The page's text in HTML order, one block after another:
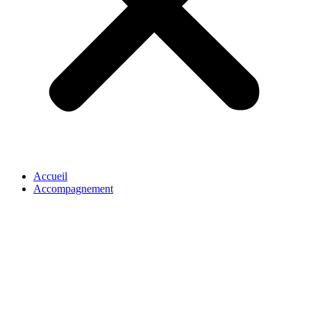
Accueil
Accompagnement